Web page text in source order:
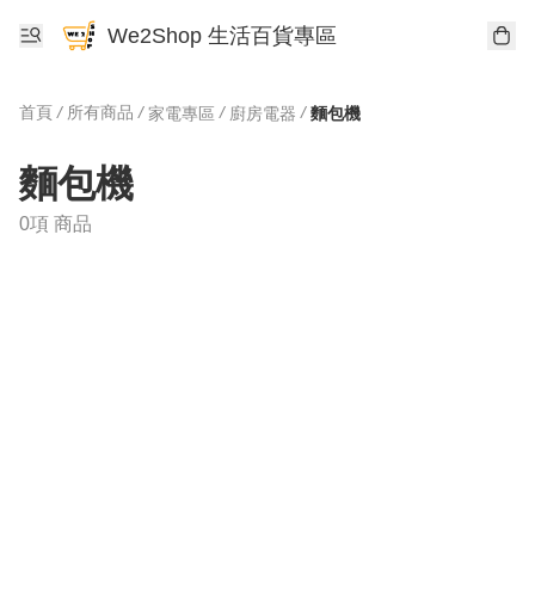
We2Shop 生活百貨專區
首頁 / 所有商品 / 家電專區 / 廚房電器 / 麵包機
麵包機
0項 商品